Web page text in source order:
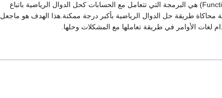
(الإنكليزية: Functional Programming) هي البرمجة التي تتعامل مع الحسابات كحل الدوال الرياضية باتباع
محاكاة طريقة حل الدوال الرياضية بأكبر درجة ممكنة.هذا الهدف هو ماجعل
لغات الأوامر في طريقة تعاملها مع المشكلات وحلها.